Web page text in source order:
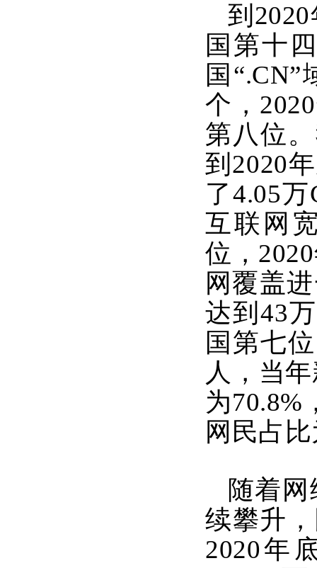
到
国第十
国
个，
第八位
到2020
了4.05
互联网
位，
网覆盖
达到43
国第七
人，当
为70.8%
网民占
随着
续攀升
2020年